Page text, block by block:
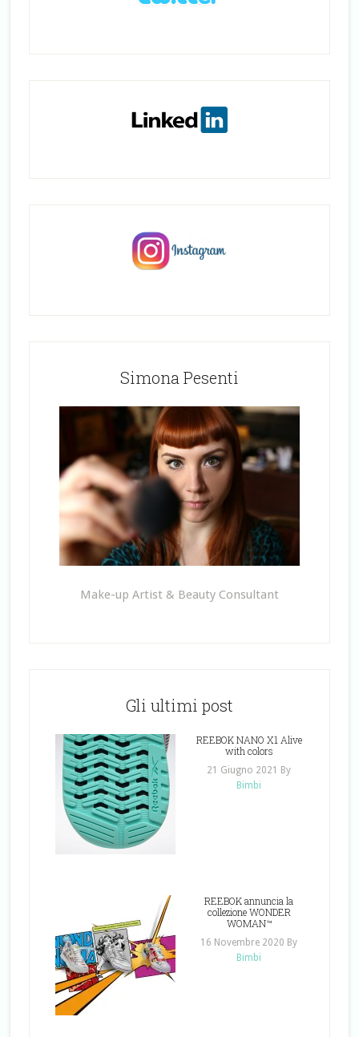
Simona Pesenti
Make-up Artist & Beauty Consultant
Gli ultimi post
REEBOK NANO X1 Alive
with colors
21 Giugno 2021
By
Bimbi
REEBOK annuncia la
collezione WONDER
WOMAN™
16 Novembre 2020 By
Bimbi